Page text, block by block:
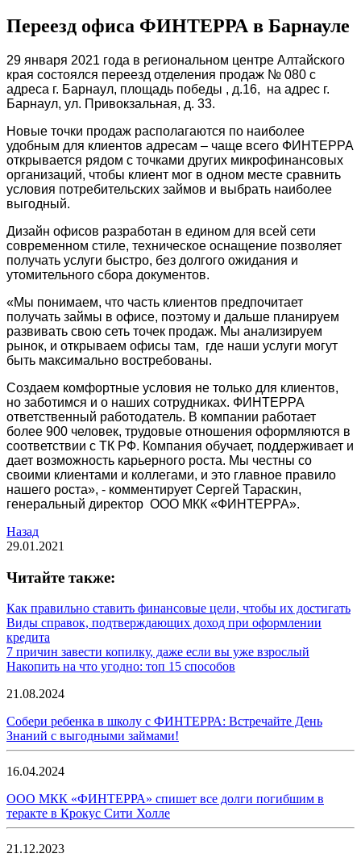
Переезд офиса ФИНТЕРРА в Барнауле
29 января 2021 года в региональном центре Алтайского
края состоялся переезд отделения продаж № 080 с
адреса г. Барнаул, площадь победы , д.16, на адрес г.
Барнаул, ул. Привокзальная, д. 33.
Новые точки продаж располагаются по наиболее
удобным для клиентов адресам – чаще всего ФИНТЕРРА
открывается рядом с точками других микрофинансовых
организаций, чтобы клиент мог в одном месте сравнить
условия потребительских займов и выбрать наиболее
выгодный.
Дизайн офисов разработан в едином для всей сети
современном стиле, техническое оснащение позволяет
получать услуги быстро, без долгого ожидания и
утомительного сбора документов.
«Мы понимаем, что часть клиентов предпочитает
получать займы в офисе, поэтому и дальше планируем
развивать свою сеть точек продаж. Мы анализируем
рынок, и открываем офисы там, где наши услуги могут
быть максимально востребованы.
Создаем комфортные условия не только для клиентов,
но заботимся и о наших сотрудниках. ФИНТЕРРА
ответственный работодатель. В компании работает
более 900 человек, трудовые отношения оформляются в
соответствии с ТК РФ. Компания обучает, поддерживает и
дает возможность карьерного роста. Мы честны со
своими клиентами и коллегами, и это главное правило
нашего роста», - комментирует Сергей Тараскин,
генеральный директор ООО МКК «ФИНТЕРРА».
Назад
29.01.2021
Читайте также:
Как правильно ставить финансовые цели, чтобы их достигать
Виды справок, подтверждающих доход при оформлении
кредита
7 причин завести копилку, даже если вы уже взрослый
Накопить на что угодно: топ 15 способов
21.08.2024
Собери ребенка в школу с ФИНТЕРРА: Встречайте День
Знаний с выгодными займами!
16.04.2024
ООО МКК «ФИНТЕРРА» спишет все долги погибшим в
теракте в Крокус Сити Холле
21.12.2023